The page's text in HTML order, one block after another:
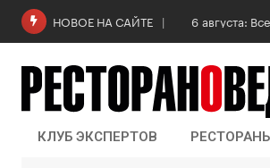
НОВОЕ НА САЙТЕ 6 августа:
КЛУБ ЭКСПЕРТОВ